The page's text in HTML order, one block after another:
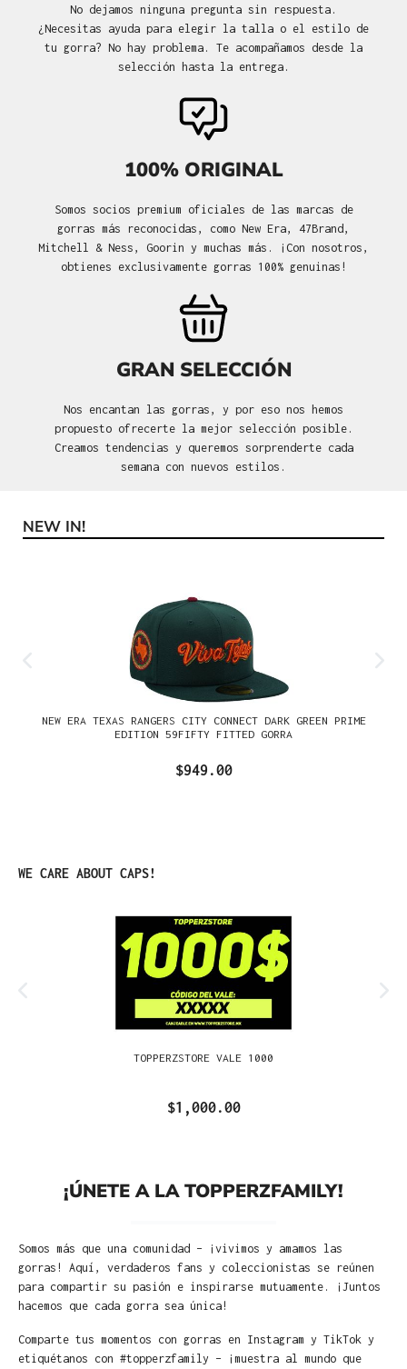
No dejamos ninguna pregunta sin respuesta.
¿Necesitas ayuda para elegir la talla o el estilo de
tu gorra? No hay problema. Te acompañamos desde la
selección hasta la entrega.
100% ORIGINAL
Somos socios premium oficiales de las marcas de
gorras más reconocidas, como New Era, 47Brand,
Mitchell & Ness, Goorin y muchas más. ¡Con nosotros,
obtienes exclusivamente gorras 100% genuinas!
GRAN SELECCIÓN
Nos encantan las gorras, y por eso nos hemos
propuesto ofrecerte la mejor selección posible.
Creamos tendencias y queremos sorprenderte cada
semana con nuevos estilos.
Omitir la galería de productos
NEW IN!
NEW ERA TEXAS RANGERS CITY CONNECT DARK GREEN PRIME
EDITION 59FIFTY FITTED GORRA
$949.00
Omitir la galería de productos
WE CARE ABOUT CAPS!
TOPPERZSTORE VALE 1000
$1,000.00
¡ÚNETE A LA TOPPERZFAMILY!
Somos más que una comunidad – ¡vivimos y amamos las
gorras! Aquí, verdaderos fans y coleccionistas se reúnen
para compartir su pasión e inspirarse mutuamente. ¡Juntos
hacemos que cada gorra sea única!
Comparte tus momentos con gorras en Instagram y TikTok y
etiquétanos con #topperzfamily – ¡muestra al mundo que